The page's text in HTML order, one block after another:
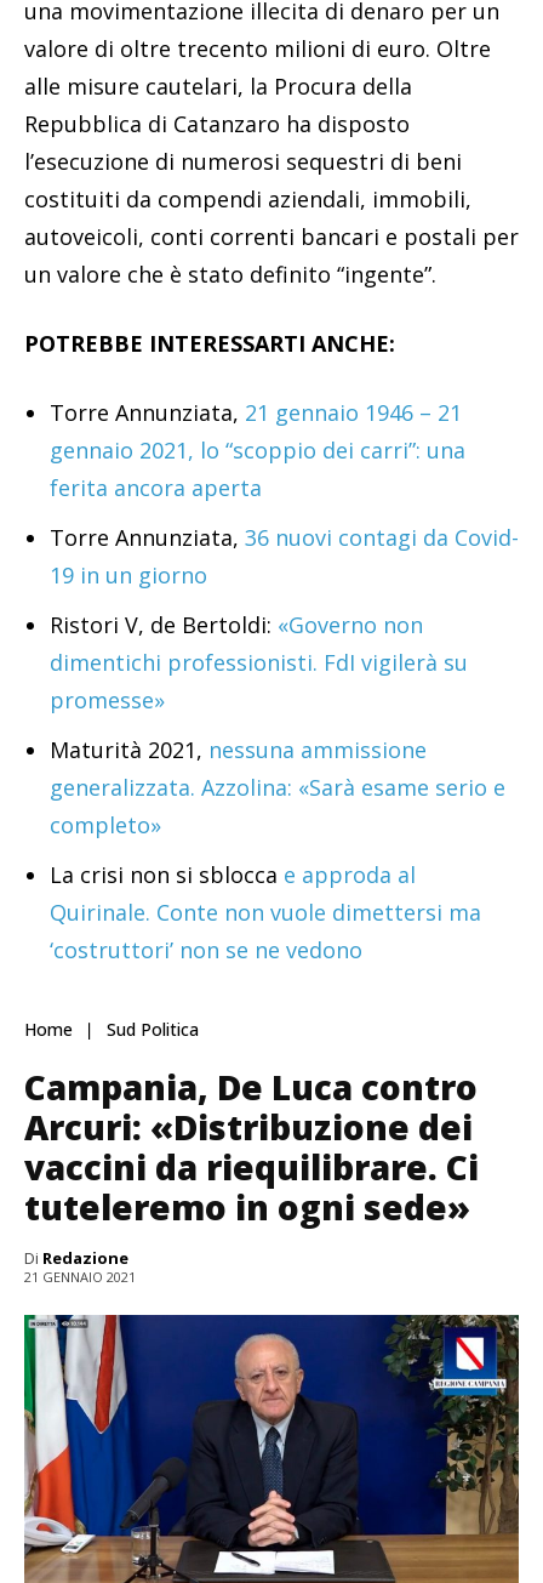
una movimentazione illecita di denaro per un
valore di oltre trecento milioni di euro. Oltre
alle misure cautelari, la Procura della
Repubblica di Catanzaro ha disposto
l’esecuzione di numerosi sequestri di beni
costituiti da compendi aziendali, immobili,
autoveicoli, conti correnti bancari e postali per
un valore che è stato definito “ingente”.
POTREBBE INTERESSARTI ANCHE:
Torre Annunziata, 21 gennaio 1946 – 21
gennaio 2021, lo “scoppio dei carri”: una
ferita ancora aperta
Torre Annunziata, 36 nuovi contagi da Covid-
19 in un giorno
Ristori V, de Bertoldi: «Governo non
dimentichi professionisti. FdI vigilerà su
promesse»
Maturità 2021, nessuna ammissione
generalizzata. Azzolina: «Sarà esame serio e
completo»
La crisi non si sblocca e approda al
Quirinale. Conte non vuole dimettersi ma
‘costruttori’ non se ne vedono
Home Sud Politica
Campania, De Luca contro
Arcuri: «Distribuzione dei
vaccini da riequilibrare. Ci
tuteleremo in ogni sede»
Di Redazione
21 GENNAIO 2021